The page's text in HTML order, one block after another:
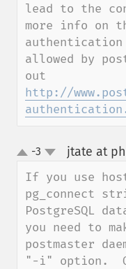
lead to the
more info on
authentication
allowed by
http://
up-3 jtate at
If you use
pg_connect
PostgreSQL
you need to
postmaster
"-i" option.